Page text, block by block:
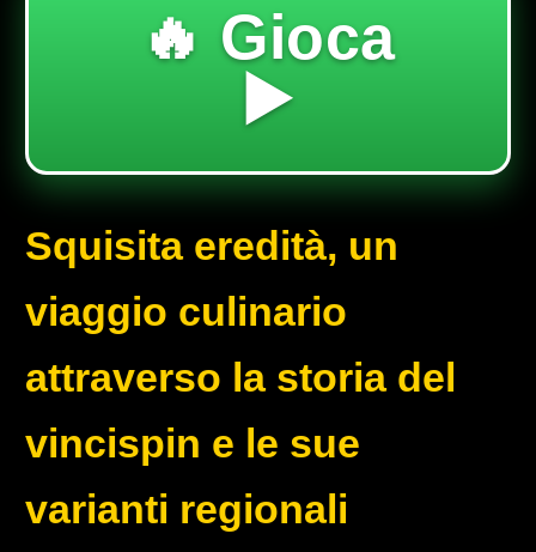
🔥 Gioca
▶️
Squisita eredità, un
viaggio culinario
attraverso la storia del
vincispin e le sue
varianti regionali